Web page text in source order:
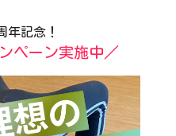
年記念！
ペーン実施中／